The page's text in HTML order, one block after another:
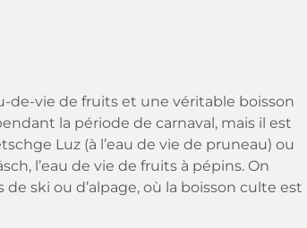
de-vie de fruits et une véritable boisson
la période de carnaval, mais il est
Luz (à l’eau de vie de pruneau) ou
l’eau de vie de fruits à pépins. On
de ski ou d’alpage, où la boisson culte est